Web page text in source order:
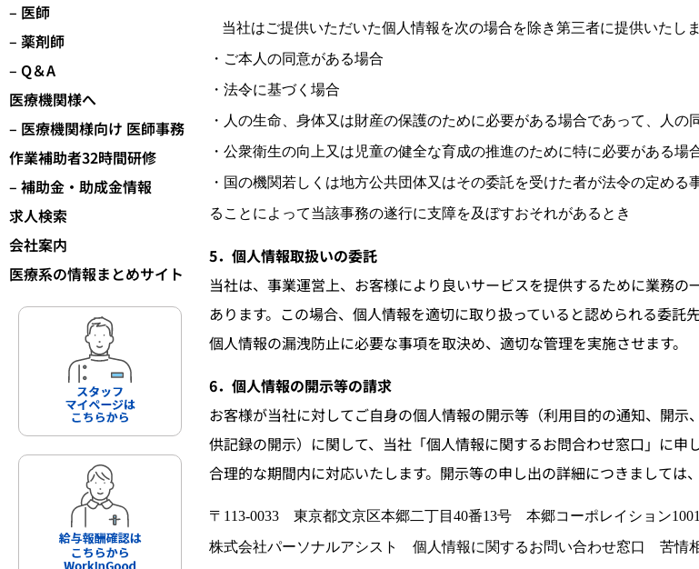
– 医師
– 薬剤師
– Q＆A
医療機関様へ
– 医療機関様向け 医師事務
作業補助者32時間研修
– 補助金・助成金情報
求人検索
会社案内
医療系の情報まとめサイト
当社はご提供いただいた個人情報を次の場合を除き第三者に提供いたしま
・ご本人の同意がある場合
・法令に基づく場合
・人の生命、身体又は財産の保護のために必要がある場合であって、人の
・公衆衛生の向上又は児童の健全な育成の推進のために特に必要がある
・国の機関若しくは地方公共団体又はその委託を受けた者が法令の定め
ることによって当該事務の遂行に支障を及ぼすおそれがあるとき
5．個人情報取扱いの委託
当社は、事業運営上、お客様により良いサービスを提供するために業務
あります。この場合、個人情報を適切に取り扱っていると認められる委
個人情報の漏洩防止に必要な事項を取決め、適切な管理を実施させます。
6．個人情報の開示等の請求
お客様が当社に対してご自身の個人情報の開示等（利用目的の通知、開
供記録の開示）に関して、当社「個人情報に関するお問合わせ窓口」に申
合理的な期間内に対応いたします。開示等の申し出の詳細につきまして
〒113-0033 東京都文京区本郷二丁目40番13号 本郷コーポレイション1001
株式会社パーソナルアシスト 個人情報に関するお問い合わせ窓口 苦情